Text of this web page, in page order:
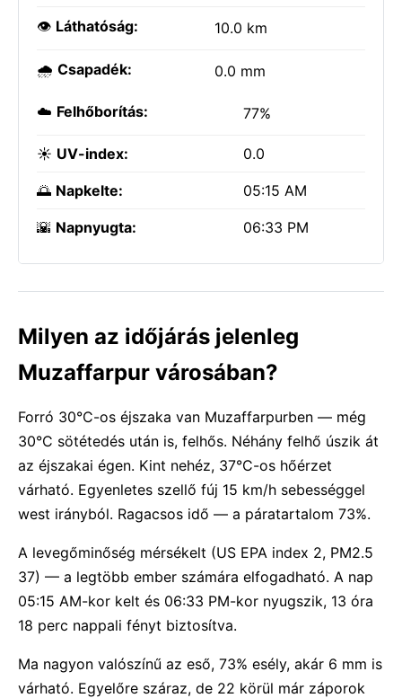
👁️ Láthatóság: 10.0 km
🌧️ Csapadék: 0.0 mm
☁️ Felhőborítás: 77%
☀️ UV-index: 0.0
🌅 Napkelte: 05:15 AM
🌇 Napnyugta: 06:33 PM
Milyen az időjárás jelenleg
Muzaffarpur városában?
Forró 30°C-os éjszaka van Muzaffarpurben — még
30°C sötétedés után is, felhős. Néhány felhő úszik át
az éjszakai égen. Kint nehéz, 37°C-os hőérzet
várható. Egyenletes szellő fúj 15 km/h sebességgel
west irányból. Ragacsos idő — a páratartalom 73%.
A levegőminőség mérsékelt (US EPA index 2, PM2.5
37) — a legtöbb ember számára elfogadható. A nap
05:15 AM-kor kelt és 06:33 PM-kor nyugszik, 13 óra
18 perc nappali fényt biztosítva.
Ma nagyon valószínű az eső, 73% esély, akár 6 mm is
várható. Egyelőre száraz, de 22 körül már záporok